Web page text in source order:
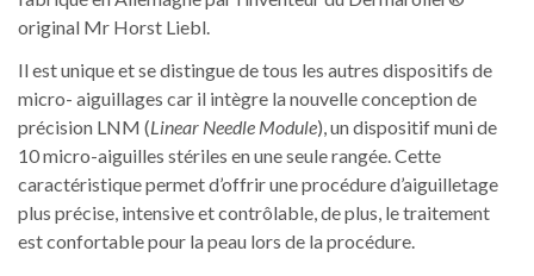
original Mr Horst Liebl.
Il est unique et se distingue de tous les autres dispositifs de
micro- aiguillages car il intègre la nouvelle conception de
précision LNM (Linear Needle Module), un dispositif muni de
10 micro-aiguilles stériles en une seule rangée. Cette
caractéristique permet d’offrir une procédure d’aiguilletage
plus précise, intensive et contrôlable, de plus, le traitement
est confortable pour la peau lors de la procédure.